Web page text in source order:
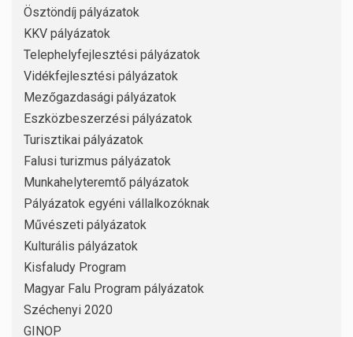
Ösztöndíj pályázatok
KKV pályázatok
Telephelyfejlesztési pályázatok
Vidékfejlesztési pályázatok
Mezőgazdasági pályázatok
Eszközbeszerzési pályázatok
Turisztikai pályázatok
Falusi turizmus pályázatok
Munkahelyteremtő pályázatok
Pályázatok egyéni vállalkozóknak
Művészeti pályázatok
Kulturális pályázatok
Kisfaludy Program
Magyar Falu Program pályázatok
Széchenyi 2020
GINOP